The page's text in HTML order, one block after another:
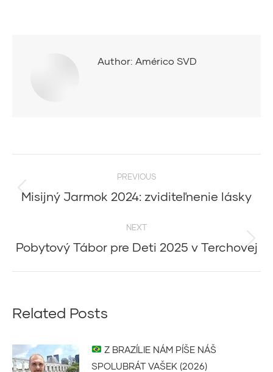
Author: Américo SVD
navigation
PREVIOUS
Previous
Misijný Jarmok 2024: zviditeľnenie lásky
NEXT
Next
Pobytový Tábor pre Deti 2025 v Terchovej
Related Posts
Z BRAZÍLIE NÁM PÍŠE NÁŠ
SPOLUBRÁT VAŠEK (2026)